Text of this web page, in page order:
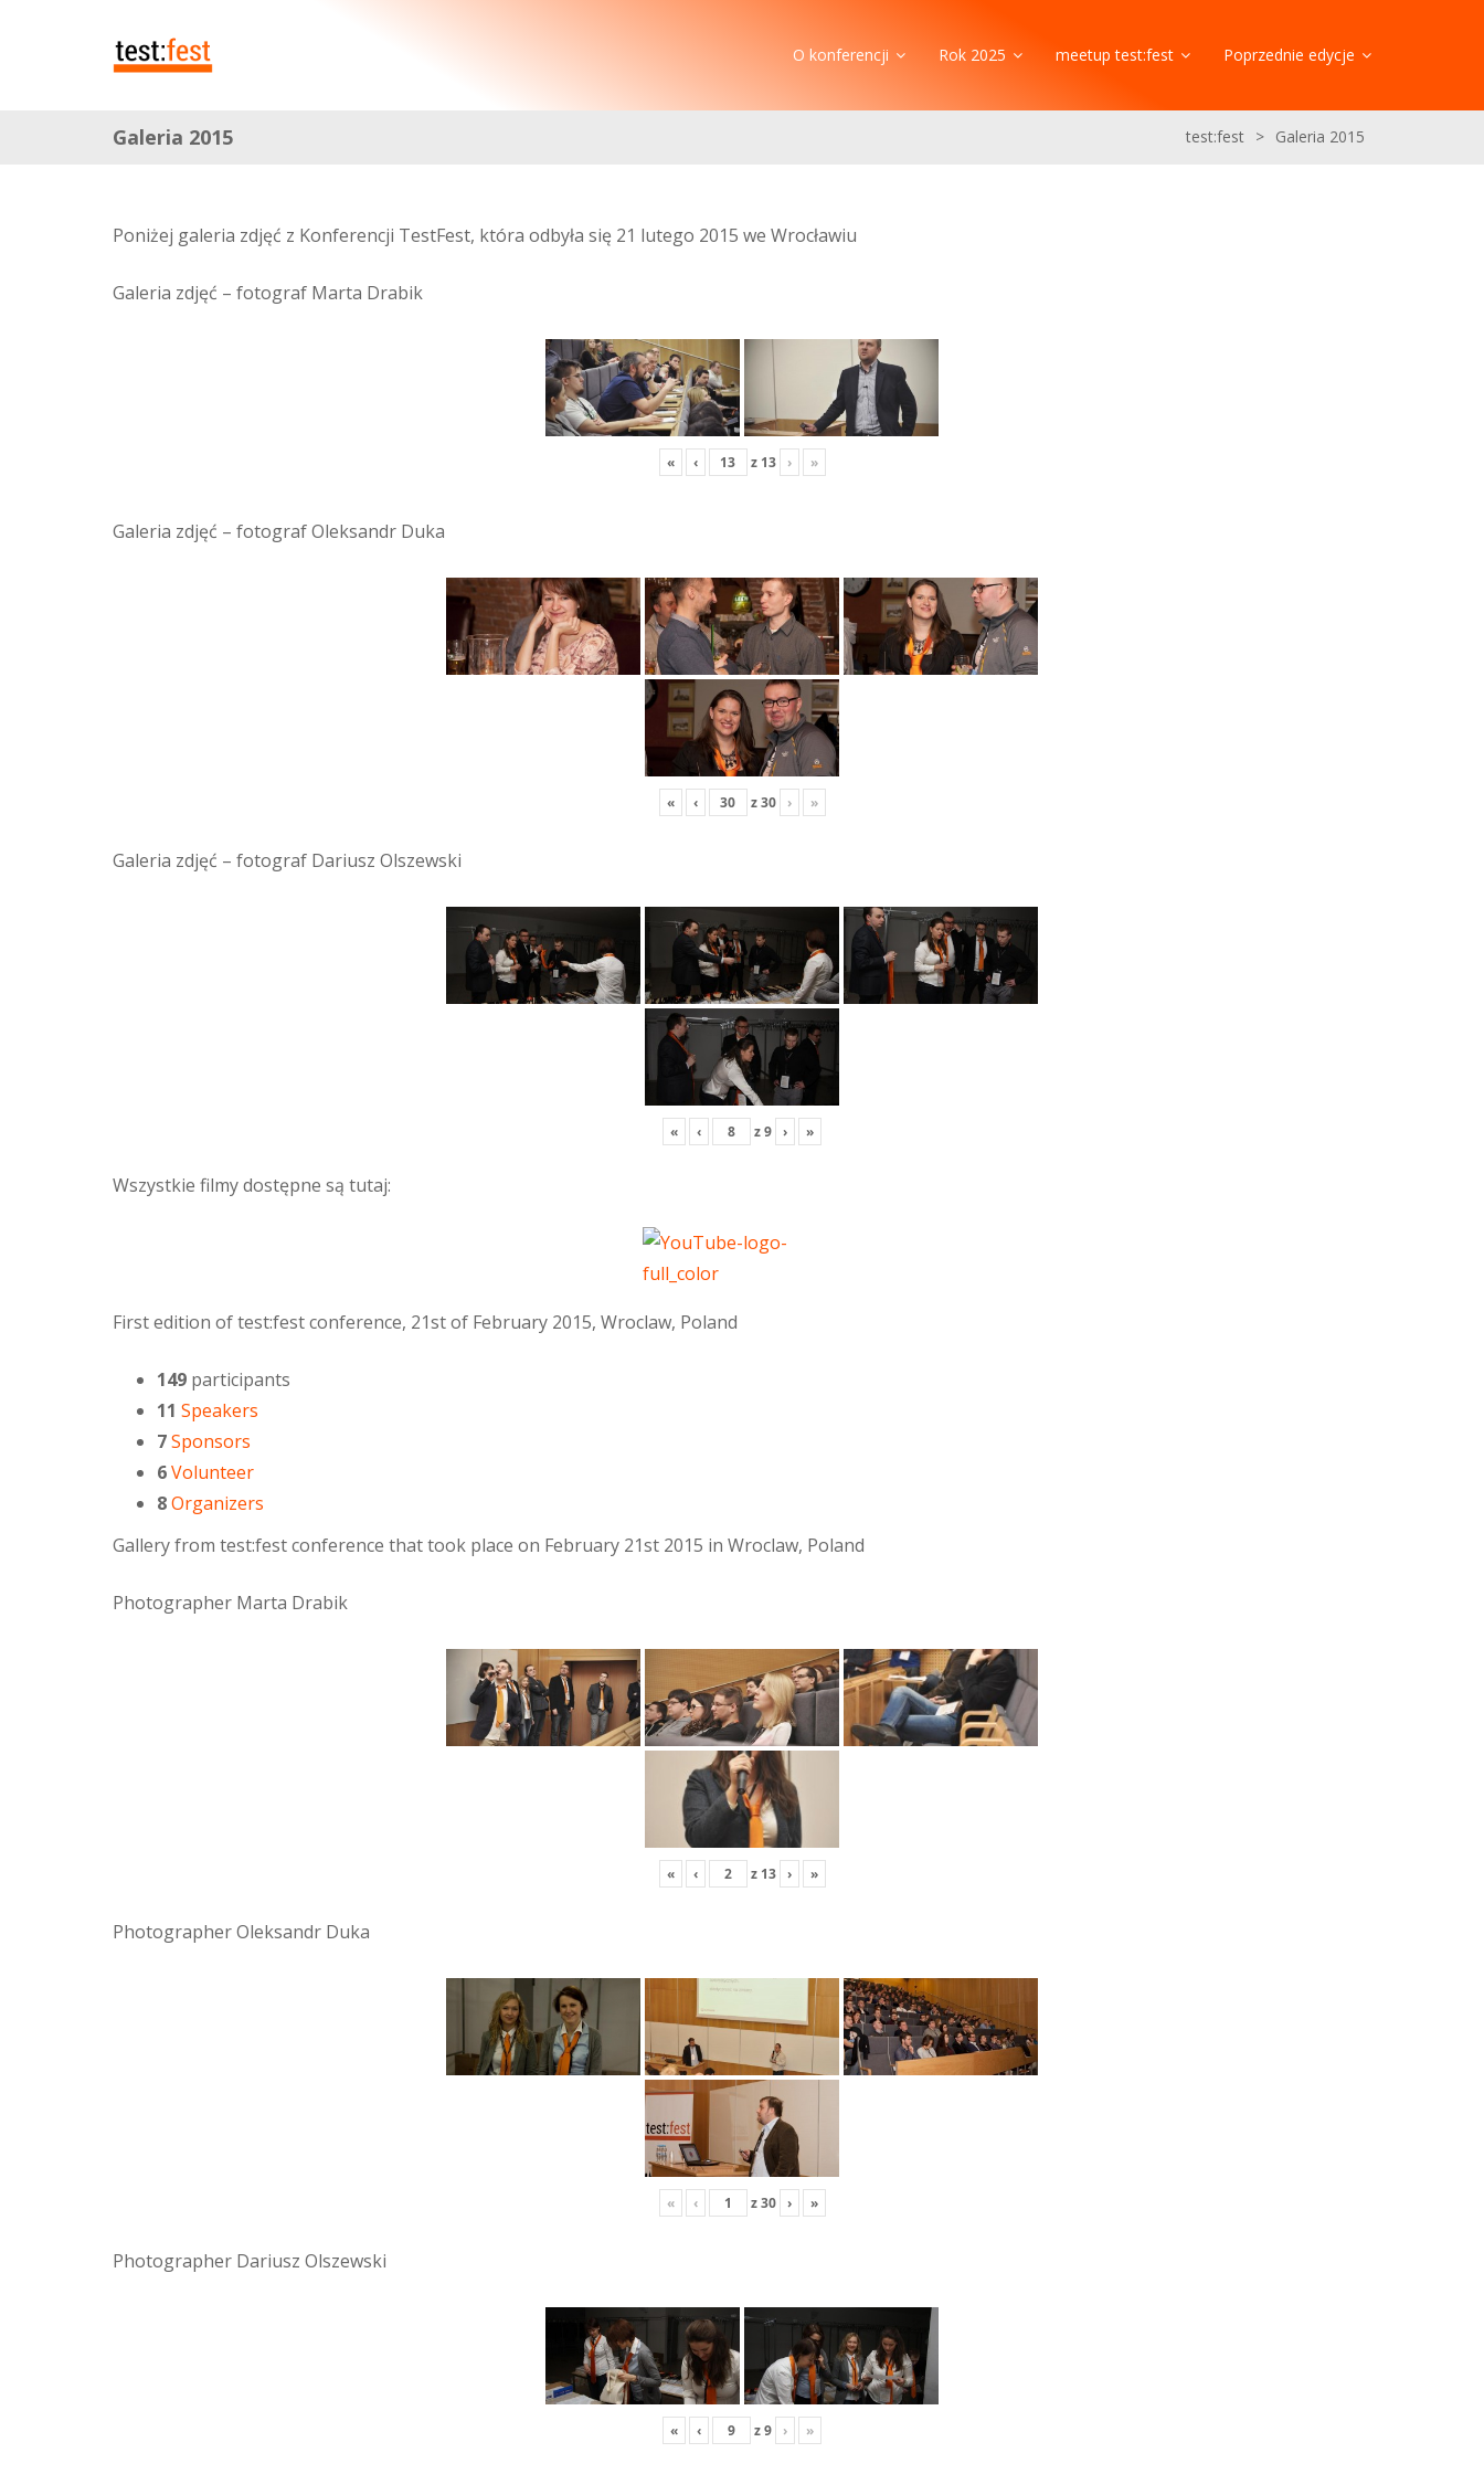
O konferencji Rok 2025 meetup test:fest Poprzednie edycje
Galeria 2015 test:fest > Galeria 2015
Poniżej galeria zdjęć z Konferencji TestFest, która odbyła się 21 lutego 2015 we Wrocławiu
Galeria zdjęć – fotograf Marta Drabik
« ‹ z 13 › »
Galeria zdjęć – fotograf Oleksandr Duka
« ‹ z30 › »
Galeria zdjęć – fotograf Dariusz Olszewski
« ‹ z9 › »
Wszystkie filmy dostępne są tutaj:
First edition of test:fest conference, 21st of February 2015, Wroclaw, Poland
149 participants
11 Speakers
7Sponsors
6Volunteer
8Organizers
Gallery from test:fest conference that took place on February 21st 2015 in Wroclaw, Poland
Photographer Marta Drabik
« ‹ z 13 › »
Photographer Oleksandr Duka
« ‹ z30 › »
Photographer Dariusz Olszewski
« ‹ z9 › »